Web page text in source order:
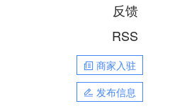
反馈
RSS
商家入驻
发布信息